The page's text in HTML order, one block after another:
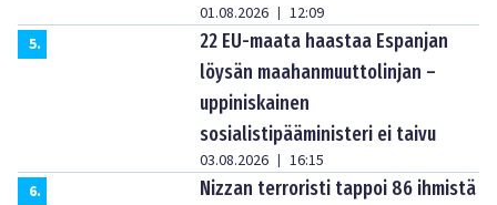
01.08.2026 | 12:09
5.
22 EU-maata haastaa Espanjan
löysän maahanmuuttolinjan –
uppiniskainen
sosialistipääministeri ei taivu
03.08.2026 | 16:15
6.
Nizzan terroristi tappoi 86 ihmistä